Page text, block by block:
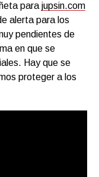
para jupsin.com
alerta para los
pendientes de
en que se
Hay que se
proteger a los